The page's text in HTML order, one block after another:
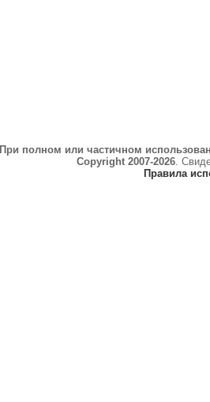
При полном или частичном
Copyright 2007-2026.
Правила